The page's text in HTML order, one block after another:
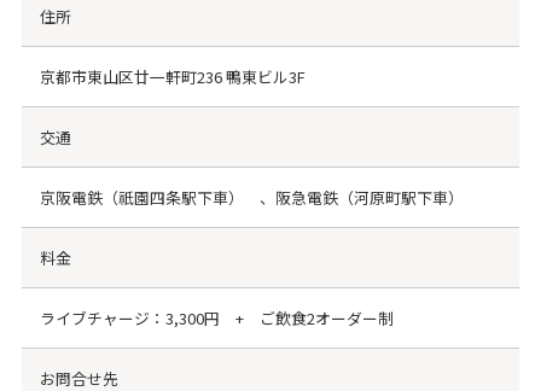
住所
京都市東山区廿一軒町236 鴨東ビル3F
交通
京阪電鉄（祇園四条駅下車） 、阪急電鉄（河原町駅下車）
料金
ライブチャージ：3,300円 + ご飲食2オーダー制
お問合せ先